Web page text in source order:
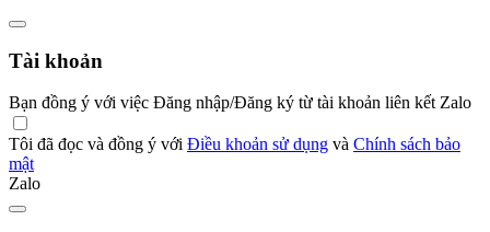
Tài khoản
Bạn đồng ý với việc Đăng nhập/Đăng ký từ tài khoản liên kết Zalo
Tôi đã đọc và đồng ý với Điều khoản sử dụng và Chính sách bảo
mật
Zalo